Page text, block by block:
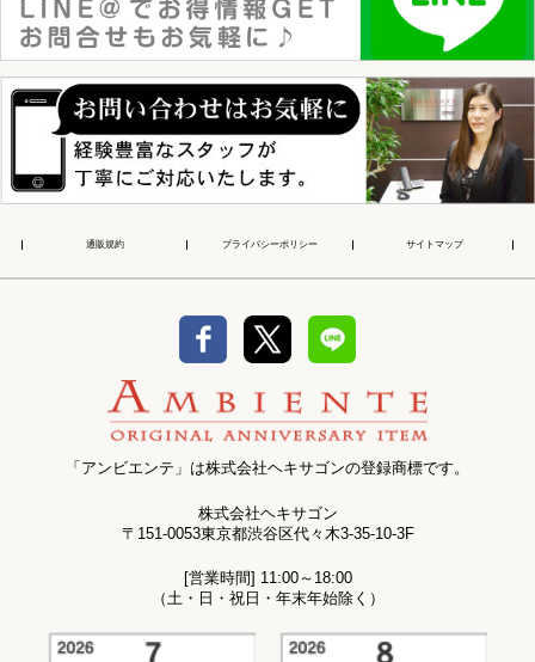
通販規約 プライバシーポリシー サイトマップ
「アンビエンテ」は株式会社ヘキサゴンの登録商標です。
株式会社ヘキサゴン
〒151-0053東京都渋谷区代々木3-35-10-3F
[営業時間] 11:00～18:00
（土・日・祝日・年末年始除く）